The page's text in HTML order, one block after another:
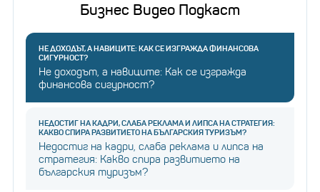
Бизнес Видео Подкаст
НЕ ДОХОДЪТ, А НАВИЦИТЕ: КАК СЕ ИЗГРАЖДА ФИНАНСОВА
СИГУРНОСТ?
Не доходът, а навиците: Как се изгражда
финансова сигурност?
НЕДОСТИГ НА КАДРИ, СЛАБА РЕКЛАМА И ЛИПСА НА СТРАТЕГИЯ:
КАКВО СПИРА РАЗВИТИЕТО НА БЪЛГАРСКИЯ ТУРИЗЪМ?
Недостиг на кадри, слаба реклама и липса на
стратегия: Какво спира развитието на
българския туризъм?